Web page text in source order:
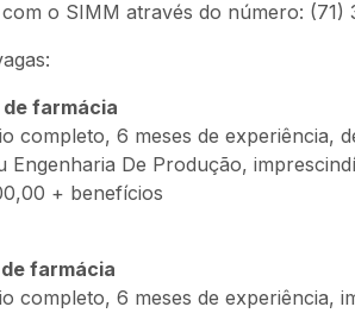
o SIMM através do número: (71)
farmácia
completo, 6 meses de experiência,
Engenharia De Produção,
+ benefícios
farmácia
completo, 6 meses de experiência,